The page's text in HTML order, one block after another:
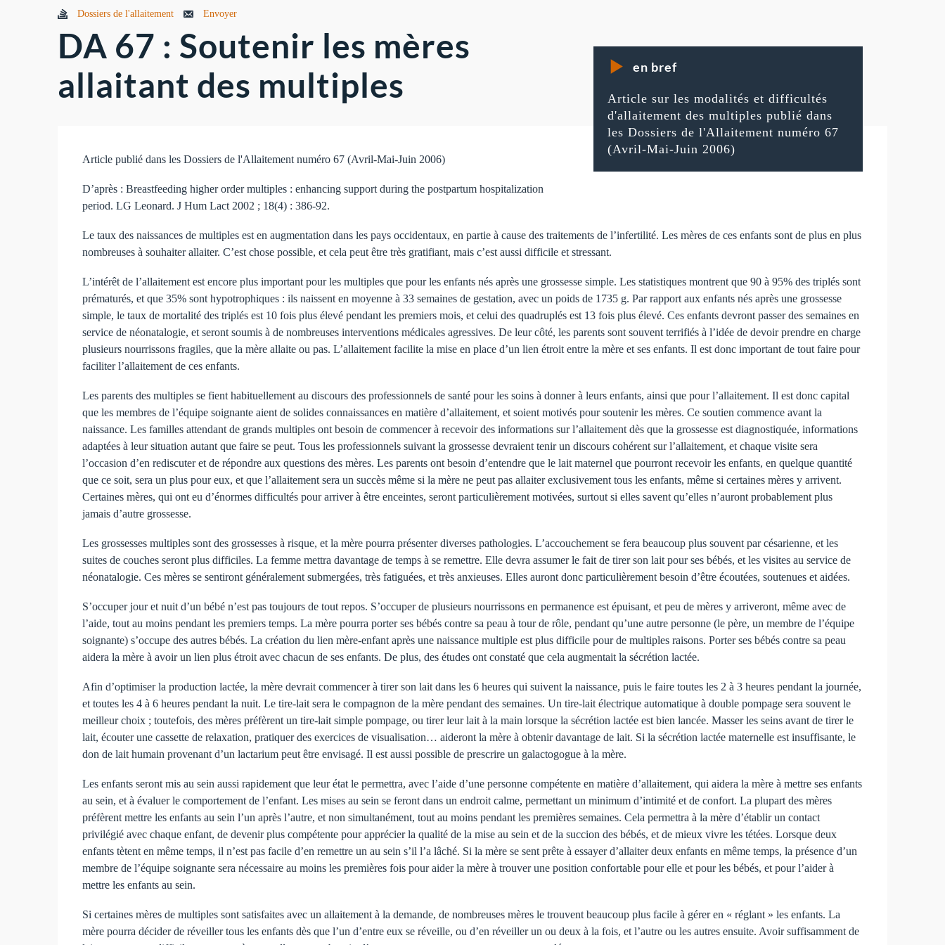
en bref
Article sur les modalités et difficultés
d'allaitement des multiples publié dans
les Dossiers de l'Allaitement numéro 67
(Avril-Mai-Juin 2006)
Dossiers de l'allaitement Envoyer
DA 67 : Soutenir les mères
allaitant des multiples
Article publié dans les Dossiers de l'Allaitement numéro 67 (Avril-Mai-Juin 2006)
D’après : Breastfeeding higher order multiples : enhancing support during the postpartum hospitalization
period. LG Leonard. J Hum Lact 2002 ; 18(4) : 386-92.
Le taux des naissances de multiples est en augmentation dans les pays occidentaux, en partie à cause des traitements de l’infertilité. Les mères de ces enfants sont de plus en plus
nombreuses à souhaiter allaiter. C’est chose possible, et cela peut être très gratifiant, mais c’est aussi difficile et stressant.
L’intérêt de l’allaitement est encore plus important pour les multiples que pour les enfants nés après une grossesse simple. Les statistiques montrent que 90 à 95% des triplés sont
prématurés, et que 35% sont hypotrophiques : ils naissent en moyenne à 33 semaines de gestation, avec un poids de 1735 g. Par rapport aux enfants nés après une grossesse
simple, le taux de mortalité des triplés est 10 fois plus élevé pendant les premiers mois, et celui des quadruplés est 13 fois plus élevé. Ces enfants devront passer des semaines en
service de néonatalogie, et seront soumis à de nombreuses interventions médicales agressives. De leur côté, les parents sont souvent terrifiés à l’idée de devoir prendre en charge
plusieurs nourrissons fragiles, que la mère allaite ou pas. L’allaitement facilite la mise en place d’un lien étroit entre la mère et ses enfants. Il est donc important de tout faire pour
faciliter l’allaitement de ces enfants.
Les parents des multiples se fient habituellement au discours des professionnels de santé pour les soins à donner à leurs enfants, ainsi que pour l’allaitement. Il est donc capital
que les membres de l’équipe soignante aient de solides connaissances en matière d’allaitement, et soient motivés pour soutenir les mères. Ce soutien commence avant la
naissance. Les familles attendant de grands multiples ont besoin de commencer à recevoir des informations sur l’allaitement dès que la grossesse est diagnostiquée, informations
adaptées à leur situation autant que faire se peut. Tous les professionnels suivant la grossesse devraient tenir un discours cohérent sur l’allaitement, et chaque visite sera
l’occasion d’en rediscuter et de répondre aux questions des mères. Les parents ont besoin d’entendre que le lait maternel que pourront recevoir les enfants, en quelque quantité
que ce soit, sera un plus pour eux, et que l’allaitement sera un succès même si la mère ne peut pas allaiter exclusivement tous les enfants, même si certaines mères y arrivent.
Certaines mères, qui ont eu d’énormes difficultés pour arriver à être enceintes, seront particulièrement motivées, surtout si elles savent qu’elles n’auront probablement plus
jamais d’autre grossesse.
Les grossesses multiples sont des grossesses à risque, et la mère pourra présenter diverses pathologies. L’accouchement se fera beaucoup plus souvent par césarienne, et les
suites de couches seront plus difficiles. La femme mettra davantage de temps à se remettre. Elle devra assumer le fait de tirer son lait pour ses bébés, et les visites au service de
néonatalogie. Ces mères se sentiront généralement submergées, très fatiguées, et très anxieuses. Elles auront donc particulièrement besoin d’être écoutées, soutenues et aidées.
S’occuper jour et nuit d’un bébé n’est pas toujours de tout repos. S’occuper de plusieurs nourrissons en permanence est épuisant, et peu de mères y arriveront, même avec de
l’aide, tout au moins pendant les premiers temps. La mère pourra porter ses bébés contre sa peau à tour de rôle, pendant qu’une autre personne (le père, un membre de l’équipe
soignante) s’occupe des autres bébés. La création du lien mère-enfant après une naissance multiple est plus difficile pour de multiples raisons. Porter ses bébés contre sa peau
aidera la mère à avoir un lien plus étroit avec chacun de ses enfants. De plus, des études ont constaté que cela augmentait la sécrétion lactée.
Afin d’optimiser la production lactée, la mère devrait commencer à tirer son lait dans les 6 heures qui suivent la naissance, puis le faire toutes les 2 à 3 heures pendant la journée,
et toutes les 4 à 6 heures pendant la nuit. Le tire-lait sera le compagnon de la mère pendant des semaines. Un tire-lait électrique automatique à double pompage sera souvent le
meilleur choix ; toutefois, des mères préfèrent un tire-lait simple pompage, ou tirer leur lait à la main lorsque la sécrétion lactée est bien lancée. Masser les seins avant de tirer le
lait, écouter une cassette de relaxation, pratiquer des exercices de visualisation… aideront la mère à obtenir davantage de lait. Si la sécrétion lactée maternelle est insuffisante, le
don de lait humain provenant d’un lactarium peut être envisagé. Il est aussi possible de prescrire un galactogogue à la mère.
Les enfants seront mis au sein aussi rapidement que leur état le permettra, avec l’aide d’une personne compétente en matière d’allaitement, qui aidera la mère à mettre ses enfants
au sein, et à évaluer le comportement de l’enfant. Les mises au sein se feront dans un endroit calme, permettant un minimum d’intimité et de confort. La plupart des mères
préfèrent mettre les enfants au sein l’un après l’autre, et non simultanément, tout au moins pendant les premières semaines. Cela permettra à la mère d’établir un contact
privilégié avec chaque enfant, de devenir plus compétente pour apprécier la qualité de la mise au sein et de la succion des bébés, et de mieux vivre les tétées. Lorsque deux
enfants tètent en même temps, il n’est pas facile d’en remettre un au sein s’il l’a lâché. Si la mère se sent prête à essayer d’allaiter deux enfants en même temps, la présence d’un
membre de l’équipe soignante sera nécessaire au moins les premières fois pour aider la mère à trouver une position confortable pour elle et pour les bébés, et pour l’aider à
mettre les enfants au sein.
Si certaines mères de multiples sont satisfaites avec un allaitement à la demande, de nombreuses mères le trouvent beaucoup plus facile à gérer en « réglant » les enfants. La
mère pourra décider de réveiller tous les enfants dès que l’un d’entre eux se réveille, ou d’en réveiller un ou deux à la fois, et l’autre ou les autres ensuite. Avoir suffisamment de